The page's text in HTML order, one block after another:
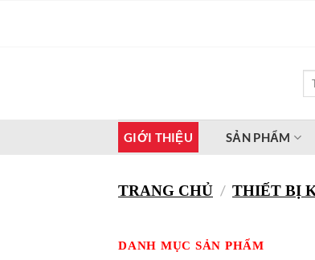
GIỚI THIỆU SẢN PHẨM
TRANG CHỦ / THIẾT BỊ
DANH MỤC SẢN PHẨM